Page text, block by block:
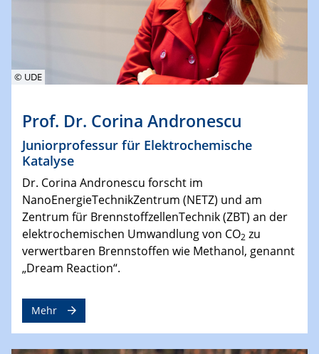
© UDE
Prof. Dr. Corina Andronescu
Juniorprofessur für Elektrochemische
Katalyse
Dr. Corina Andronescu forscht im
NanoEnergieTechnikZentrum (NETZ) und am
Zentrum für BrennstoffzellenTechnik (ZBT) an der
elektrochemischen Umwandlung von CO2 zu
verwertbaren Brennstoffen wie Methanol, genannt
„Dream Reaction“.
Mehr